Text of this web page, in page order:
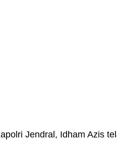
Jendral, Idham Azis